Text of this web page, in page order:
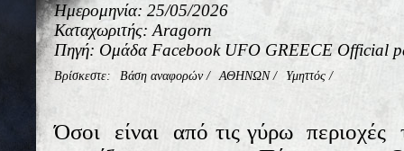
Ημερομηνία: 25/05/2026
Καταχωριτής: Aragorn
Πηγή: Ομάδα Facebook UFO GREECE Official
Βρίσκεστε: Βάση αναφορών/ ΑΘΗΝΩΝ/ Υμηττός /
Όσοι είναι από τις γύρω